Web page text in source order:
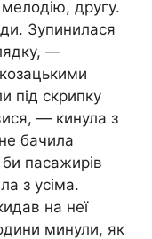
мелодію, другу.
Зупинилася
—
під скрипку
— кинула з
бачила
пасажирів
з усіма.
на неї
минули, як